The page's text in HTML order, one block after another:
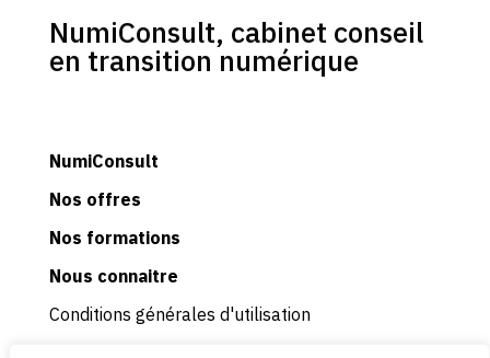
NumiConsult, cabinet conseil
en transition numérique
NumiConsult
Nos offres
Nos formations
Nous connaitre
Conditions générales d'utilisation